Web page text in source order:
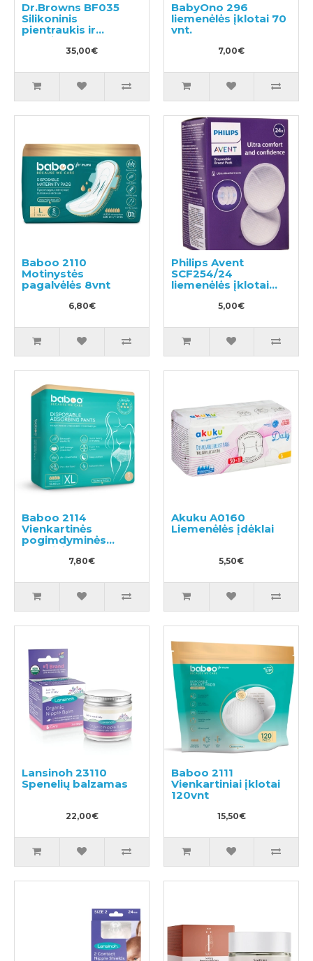
Dr.Browns BF035
Silikoninis
pientraukis ir
buteliukas 150ml
35,00€
BabyOno 296
liemenėlės įklotai 70
vnt.
7,00€
Baboo 2110
Motinystės
pagalvėlės 8vnt
6,80€
Philips Avent
SCF254/24
liemenėlės įklotai
5,00€
Baboo 2114
Vienkartinės
pogimdyminės
kelnaitės XL 5vnt
7,80€
Akuku A0160
Liemenėlės įdėklai
5,50€
Lansinoh 23110
Spenelių balzamas
22,00€
Baboo 2111
Vienkartiniai įklotai
120vnt
15,50€